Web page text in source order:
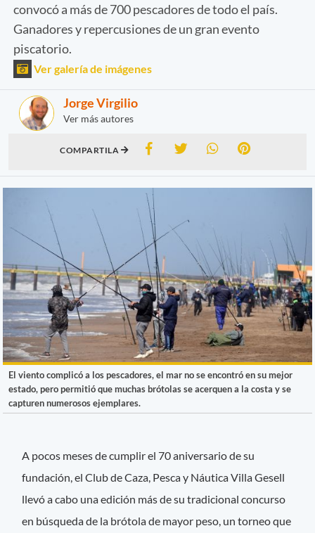
convocó a más de 700 pescadores de todo el país.
Ganadores y repercusiones de un gran evento
piscatorio.
Ver galería de imágenes
Jorge Virgilio
Ver más autores
COMPARTILA
El viento complicó a los pescadores, el mar no se encontró en su mejor
estado, pero permitió que muchas brótolas se acerquen a la costa y se
capturen numerosos ejemplares.
A pocos meses de cumplir el 70 aniversario de su
fundación, el Club de Caza, Pesca y Náutica Villa Gesell
llevó a cabo una edición más de su tradicional concurso
en búsqueda de la brótola de mayor peso, un torneo que